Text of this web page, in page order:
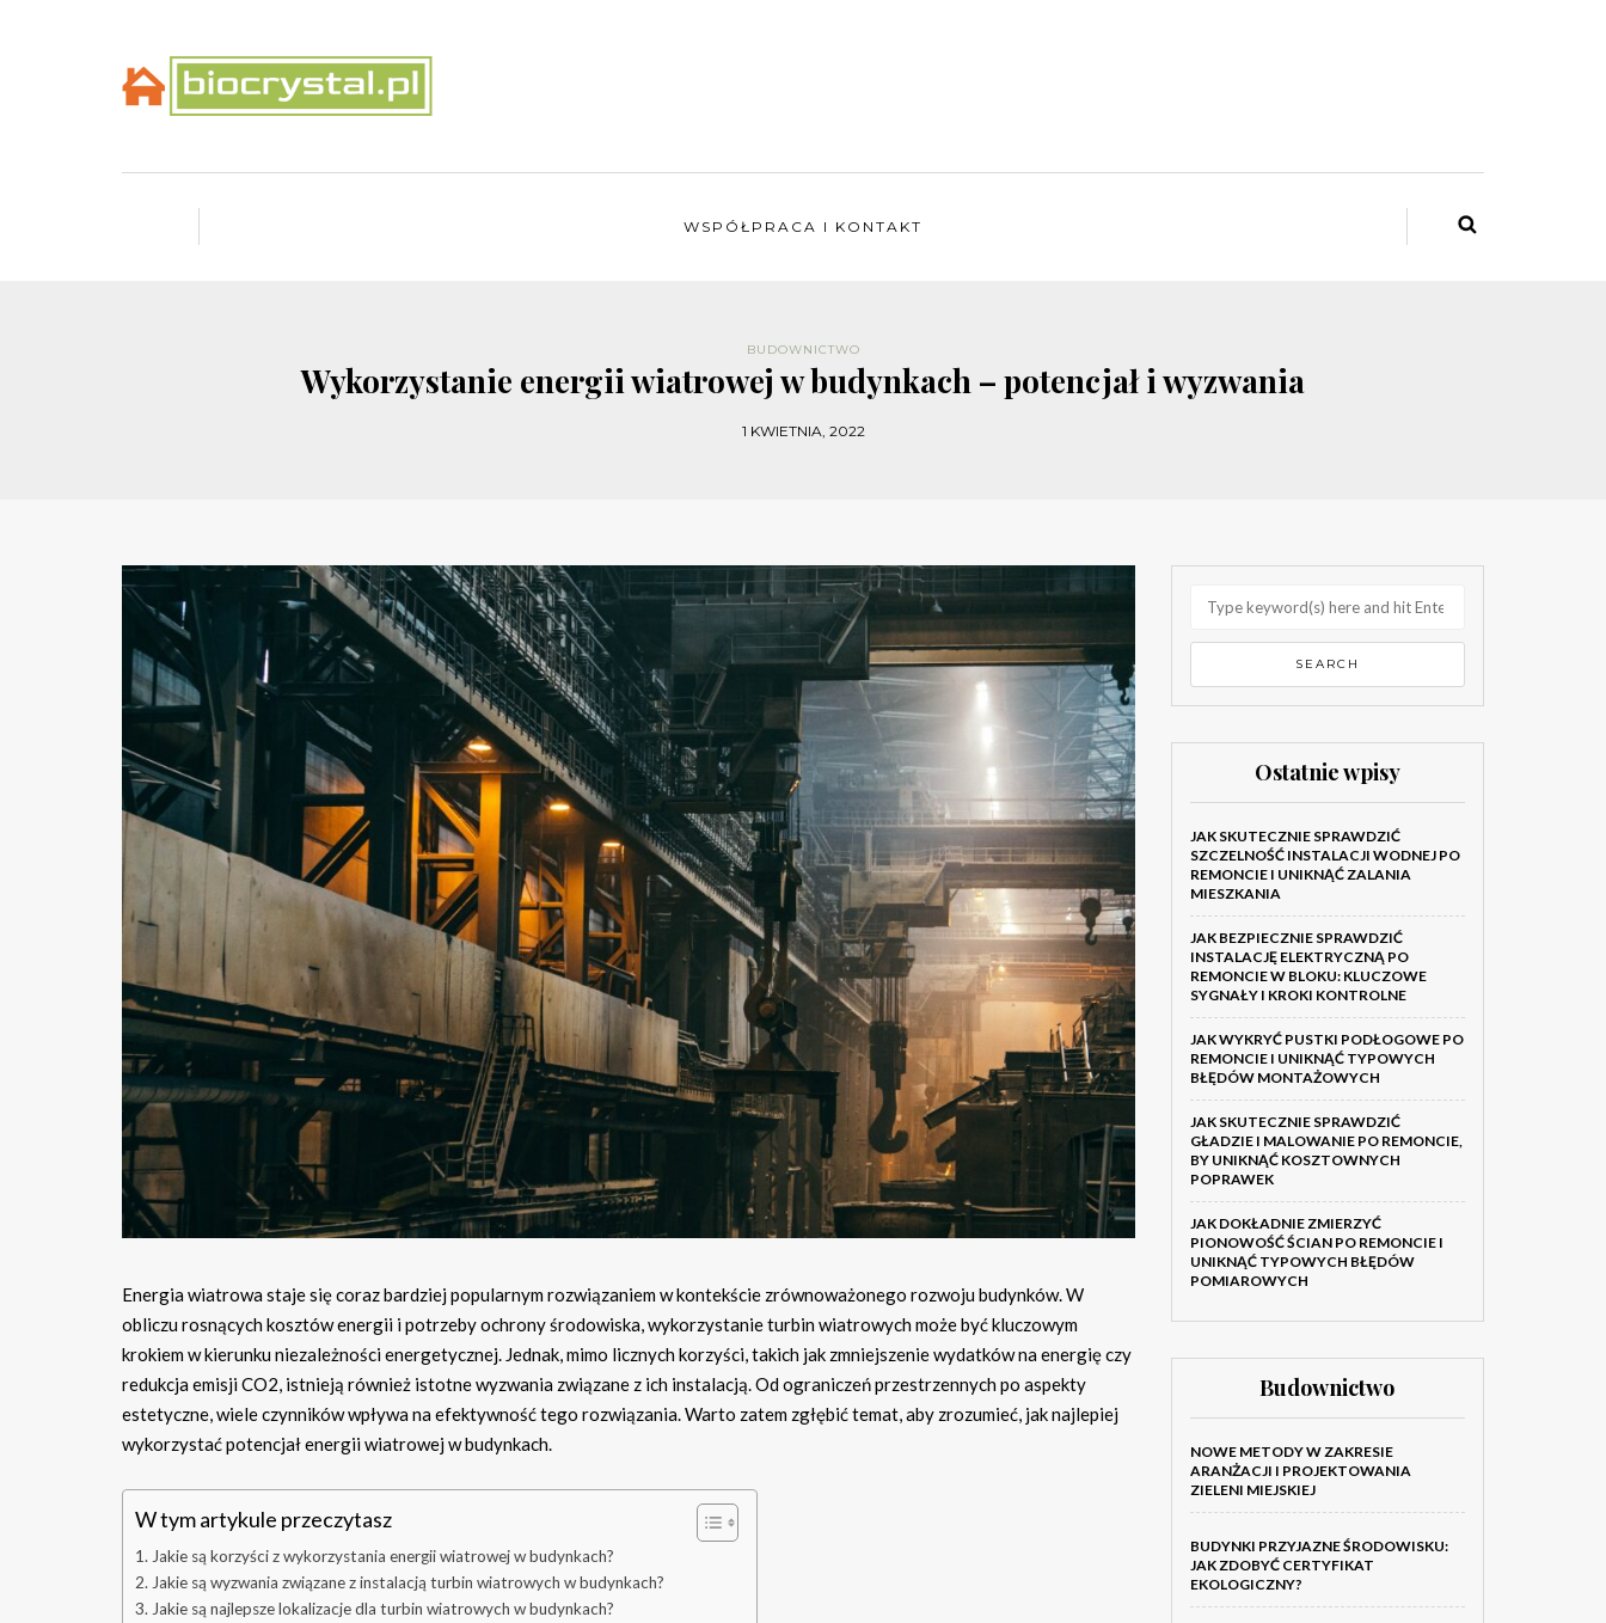
WSPÓŁPRACA I KONTAKT
BUDOWNICTWO
Wykorzystanie energii wiatrowej w budynkach – potencjał i wyzwania
1 KWIETNIA, 2022
Energia wiatrowa staje się coraz bardziej popularnym rozwiązaniem w kontekście zrównoważonego rozwoju budynków. W
obliczu rosnących kosztów energii i potrzeby ochrony środowiska, wykorzystanie turbin wiatrowych może być kluczowym
krokiem w kierunku niezależności energetycznej. Jednak, mimo licznych korzyści, takich jak zmniejszenie wydatków na energię czy
redukcja emisji CO2, istnieją również istotne wyzwania związane z ich instalacją. Od ograniczeń przestrzennych po aspekty
estetyczne, wiele czynników wpływa na efektywność tego rozwiązania. Warto zatem zgłębić temat, aby zrozumieć, jak najlepiej
wykorzystać potencjał energii wiatrowej w budynkach.
W tym artykule przeczytasz
Jakie są korzyści z wykorzystania energii wiatrowej w budynkach?
Jakie są wyzwania związane z instalacją turbin wiatrowych w budynkach?
Jakie są najlepsze lokalizacje dla turbin wiatrowych w budynkach?
Ostatnie wpisy
JAK SKUTECZNIE SPRAWDZIĆ
SZCZELNOŚĆ INSTALACJI WODNEJ PO
REMONCIE I UNIKNĄĆ ZALANIA
MIESZKANIA
JAK BEZPIECZNIE SPRAWDZIĆ
INSTALACJĘ ELEKTRYCZNĄ PO
REMONCIE W BLOKU: KLUCZOWE
SYGNAŁY I KROKI KONTROLNE
JAK WYKRYĆ PUSTKI PODŁOGOWE PO
REMONCIE I UNIKNĄĆ TYPOWYCH
BŁĘDÓW MONTAŻOWYCH
JAK SKUTECZNIE SPRAWDZIĆ
GŁADZIE I MALOWANIE PO REMONCIE,
BY UNIKNĄĆ KOSZTOWNYCH
POPRAWEK
JAK DOKŁADNIE ZMIERZYĆ
PIONOWOŚĆ ŚCIAN PO REMONCIE I
UNIKNĄĆ TYPOWYCH BŁĘDÓW
POMIAROWYCH
Budownictwo
NOWE METODY W ZAKRESIE
ARANŻACJI I PROJEKTOWANIA
ZIELENI MIEJSKIEJ
BUDYNKI PRZYJAZNE ŚRODOWISKU:
JAK ZDOBYĆ CERTYFIKAT
EKOLOGICZNY?